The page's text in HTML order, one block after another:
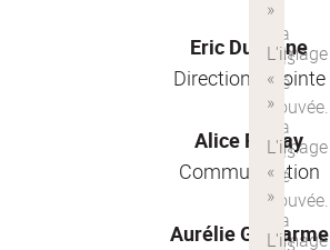
Eric Duchêne
Direction adjointe
Alice Forray
Communication
Aurélie Guillarme